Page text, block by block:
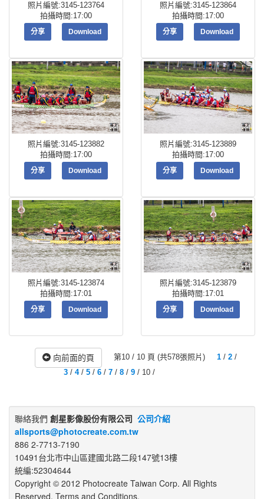
照片編號:3145-123764
拍攝時間:17:00
分享 Download
照片編號:3145-123864
拍攝時間:17:00
分享 Download
照片編號:3145-123882
拍攝時間:17:00
分享 Download
照片編號:3145-123889
拍攝時間:17:00
分享 Download
照片編號:3145-123874
拍攝時間:17:01
分享 Download
照片編號:3145-123879
拍攝時間:17:01
分享 Download
向前面的頁 第10 / 10 頁 (共578張照片) 1 / 2 /
3/ 4/ 5/ 6/ 7/ 8/ 9/ 10 /
聯絡我們 創星影像股份有限公司 公司介紹
allsports@photocreate.com.tw
886 2-7713-7190
10491台北市中山區建國北路二段147號13樓
統編:52304644
Copyright © 2012 Photocreate Taiwan Corp. All Rights
Reserved. Terms and Conditions.